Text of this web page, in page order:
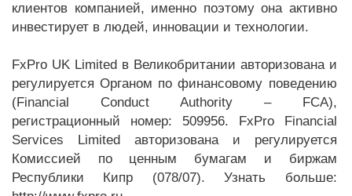
клиентов компанией, именно поэтому она активно
инвестирует в людей, инновации и технологии.
FxPro UK Limited в Великобритании авторизована и
регулируется Органом по финансовому поведению
(Financial Conduct Authority – FCA),
регистрационный номер: 509956. FxPro Financial
Services Limited авторизована и регулируется
Комиссией по ценным бумагам и биржам
Республики Кипр (078/07). Узнать больше: